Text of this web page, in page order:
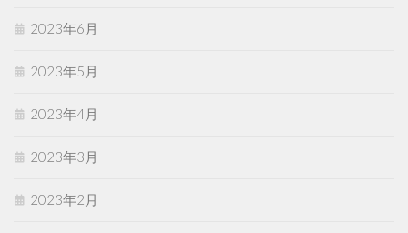
2023年6月
2023年5月
2023年4月
2023年3月
2023年2月